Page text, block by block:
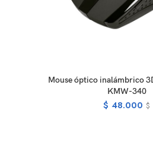
SELECT
Mouse óptico inalámbrico
KMW-340
$ 48.000 $